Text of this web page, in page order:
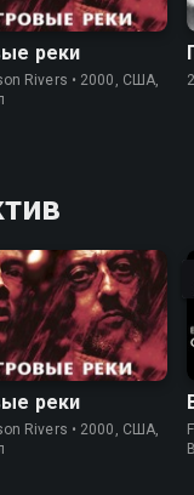
реки
Rivers • 2000, США,
реки
Rivers • 2000, США,